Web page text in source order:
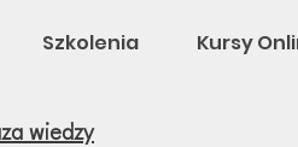
Szkolenia Kursy
wiedzy